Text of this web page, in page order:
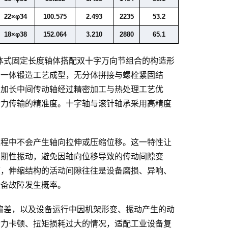
22×φ34 100.575 2.493 2235 53.2
18×φ38 152.064 3.210 2880 65.1
固定长度轴体搭配双十字万向节组合的构造形
体锻造工艺成型，无分体拼接与螺栓紧固结
长中间传动轴经过精密加工与热处理工艺优
传输的精准度。十字轴与滚针轴承采用高精度
中不会产生轴向拉伸或压缩位移。这一特性让
性振动，避免因轴向位移导致的传动间隙变
伸缩结构的活动间隙往往是设备磨损、异响、
故障发生概率。
，以及设备运行中因机架形变、振动产生的动
卡顿、扭矩损耗过大的情况，适配工业设备复